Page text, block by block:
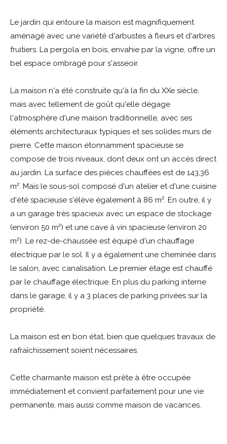
Le jardin qui entoure la maison est magnifiquement
aménagé avec une variété d'arbustes à fleurs et d'arbres
fruitiers. La pergola en bois, envahie par la vigne, offre un
bel espace ombragé pour s'asseoir.
La maison n'a été construite qu'à la fin du XXe siècle,
mais avec tellement de goût qu'elle dégage
l'atmosphère d'une maison traditionnelle, avec ses
éléments architecturaux typiques et ses solides murs de
pierre. Cette maison étonnamment spacieuse se
compose de trois niveaux, dont deux ont un accès direct
au jardin. La surface des pièces chauffées est de 143,36
m². Mais le sous-sol composé d'un atelier et d'une cuisine
d'été spacieuse s'élève également à 86 m². En outre, il y
a un garage très spacieux avec un espace de stockage
(environ 50 m²) et une cave à vin spacieuse (environ 20
m²). Le rez-de-chaussée est équipé d'un chauffage
électrique par le sol. Il y a également une cheminée dans
le salon, avec canalisation. Le premier étage est chauffé
par le chauffage électrique. En plus du parking interne
dans le garage, il y a 3 places de parking privées sur la
propriété.
La maison est en bon état, bien que quelques travaux de
rafraîchissement soient nécessaires.
Cette charmante maison est prête à être occupée
immédiatement et convient parfaitement pour une vie
permanente, mais aussi comme maison de vacances.